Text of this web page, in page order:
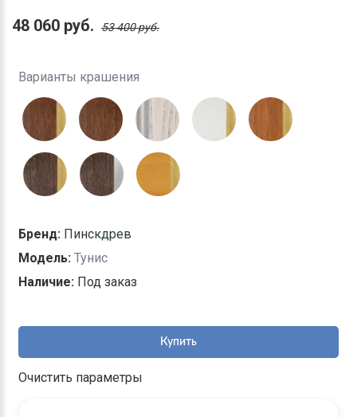
48 060 руб. 53 400 руб.
Варианты крашения
Бренд: Пинскдрев
Модель: Тунис
Наличие: Под заказ
Купить
Очистить параметры